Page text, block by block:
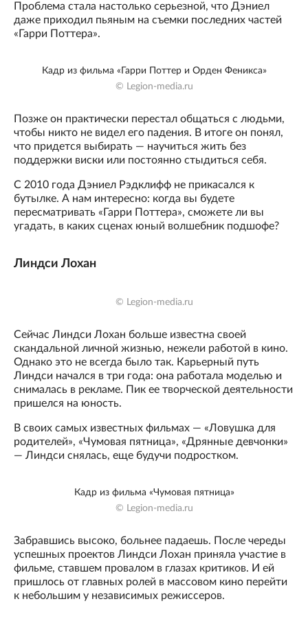
Проблема стала настолько серьезной, что Дэниел
даже приходил пьяным на съемки последних частей
«Гарри Поттера».
Кадр из фильма «Гарри Поттер и Орден Феникса»
© Legion-media.ru
Позже он практически перестал общаться с людьми,
чтобы никто не видел его падения. В итоге он понял,
что придется выбирать — научиться жить без
поддержки виски или постоянно стыдиться себя.
С 2010 года Дэниел Рэдклифф не прикасался к
бутылке. А нам интересно: когда вы будете
пересматривать «Гарри Поттера», сможете ли вы
угадать, в каких сценах юный волшебник подшофе?
Линдси Лохан
© Legion-media.ru
Сейчас Линдси Лохан больше известна своей
скандальной личной жизнью, нежели работой в кино.
Однако это не всегда было так. Карьерный путь
Линдси начался в три года: она работала моделью и
снималась в рекламе. Пик ее творческой деятельности
пришелся на юность.
В своих самых известных фильмах — «Ловушка для
родителей», «Чумовая пятница», «Дрянные девчонки»
— Линдси снялась, еще будучи подростком.
Кадр из фильма «Чумовая пятница»
© Legion-media.ru
Забравшись высоко, больнее падаешь. После череды
успешных проектов Линдси Лохан приняла участие в
фильме, ставшем провалом в глазах критиков. И ей
пришлось от главных ролей в массовом кино перейти
к небольшим у независимых режиссеров.